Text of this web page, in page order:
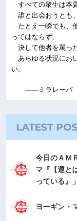
すべての衆生は本
誰と出会おうとも
たとえ一瞬でも、
ってはならず、
決して他者を罵っ
あらゆる状況にお
い。
――ミラレーパ
LATEST
今日のＡＭ
マ『【運と
っている』」
ヨーギン・